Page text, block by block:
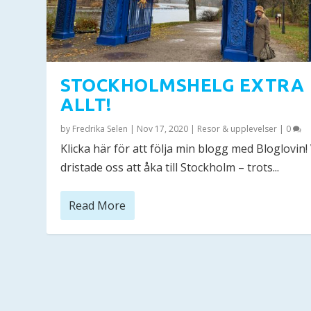
STOCKHOLMSHELG EXTRA
ALLT!
by Fredrika Selen Nov 17, 2020 Resor & upplevelser 0
Klicka här för att följa min blogg med Bloglovin!
dristade oss att åka till Stockholm – trots...
Read More